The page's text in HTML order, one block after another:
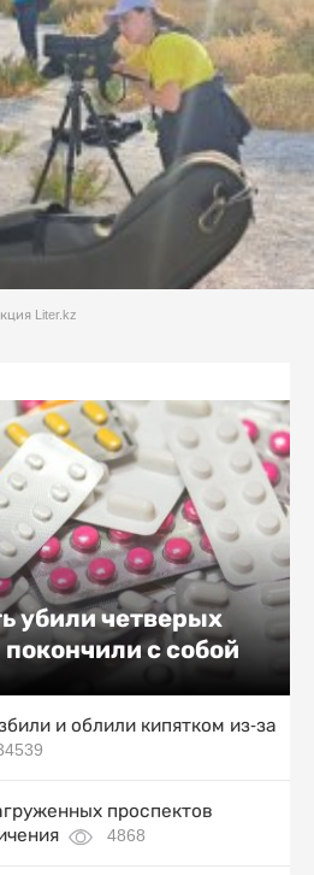
Liter.kz
убили четверых
покончили с собой
и облили кипятком из-за
проспектов
4868